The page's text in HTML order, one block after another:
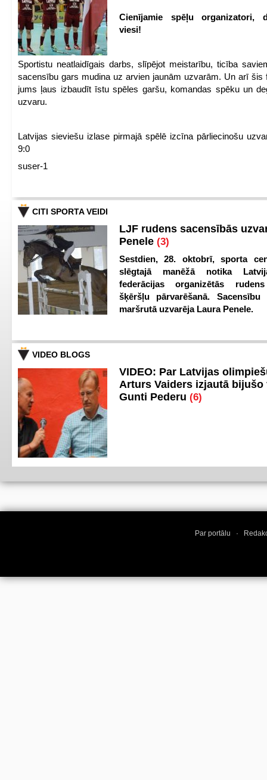
Cienījamie spēļu organizatori,
viesi!
Sportistu neatlaidīgais darbs, slīpējot meistarību, ticība
sacensību gars mudina uz arvien jaunām uzvarām. Un arī šis
jums ļaus izbaudīt īstu spēles garšu, komandas spēku un
uzvaru.
Latvijas sieviešu izlase pirmajā spēlē izcīna pārliecinošu
9:0
suser-1
CITI SPORTA VEIDI
LJF rudens sacensībās
Penele (3)
Sestdien, 28. oktobrī, sporta
slēgtajā manēžā notika
federācijas organizētās
šķēršļu pārvarēšanā. Sacensību
maršrutā uzvarēja Laura Penele.
VIDEO BLOGS
VIDEO: Par Latvijas
Arturs Vaiders izjautā bijušo
Gunti Pederu (6)
Par portālu ·